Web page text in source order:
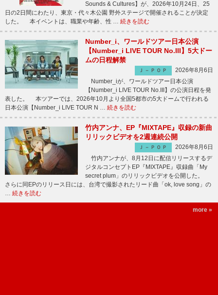
Sounds & Cultures】が、2026年10月24日、25
日の2日間にわたり、東京・代々木公園 野外ステージで開催されることが決定
した。 本イベントは、職業や年齢、性 … 続きを読む
Number_i、ワールドツアー日本公演
【Number_i LIVE TOUR No.III】5大ドー
ムの日程解禁
Ｊ－ＰＯＰ
2026年8月6日
Number_iが、ワールドツアー日本公演
【Number_i LIVE TOUR No.III】の公演日程を発
表した。 本ツアーでは、2026年10月より全国5都市の5大ドームで行われる
日本公演【Number_i LIVE TOUR N … 続きを読む
竹内アンナ、EP『MIXTAPE』収録の新曲
リリックビデオを2週連続公開
Ｊ－ＰＯＰ
2026年8月6日
竹内アンナが、8月12日に配信リリースするデ
ジタルコンセプトEP『MIXTAPE』収録曲「My
secret plum」のリリックビデオを公開した。
さらに同EPのリリース日には、台湾で撮影されたリード曲「ok, love song」の
… 続きを読む
more »